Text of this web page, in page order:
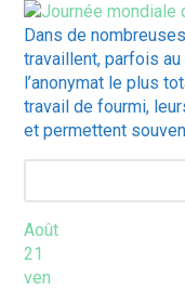
Dans de
travaillent, parfois
l’anonymat le plus
travail de fourmi,
et permettent
Août
21
ven